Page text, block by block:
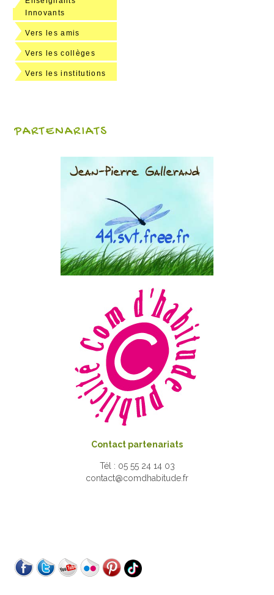
Innovants
Vers les amis
Vers les collèges
Vers les institutions
PARTENARIATS
Contact partenariats
Tél : 05 55 24 14 03
contact@comdhabitude.fr